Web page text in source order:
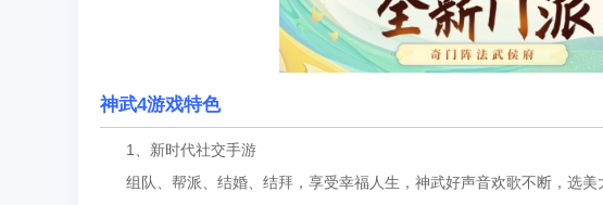
神武4游戏特色
1、新时代社交手游
组队、帮派、结婚、结拜，享受幸福人生，神武好声音欢歌不断，选美